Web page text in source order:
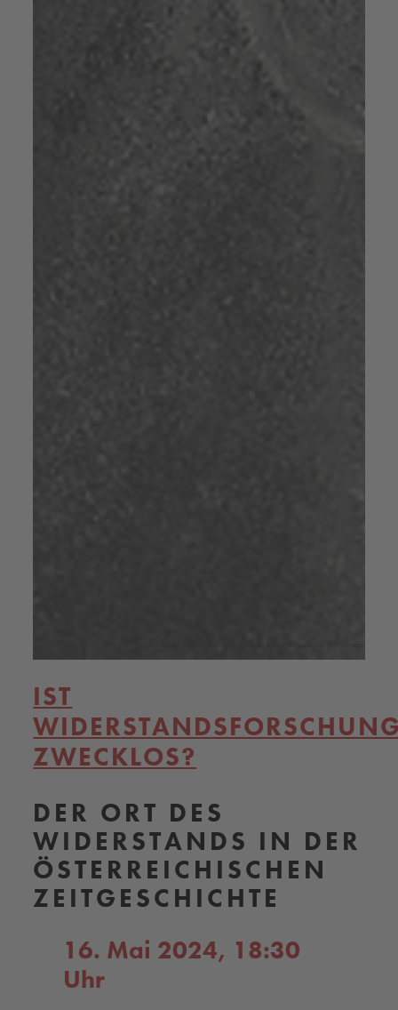
IST
ZWECKLOS?
DER ORT DES
WIDERSTANDS IN DER
ÖSTERREICHISCHEN
ZEITGESCHICHTE
16. Mai 2024, 18:30
Uhr